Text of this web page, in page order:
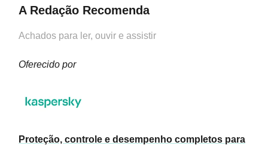
A Redação Recomenda
Achados para ler, ouvir e assistir
Oferecido por
Proteção, controle e desempenho completos para